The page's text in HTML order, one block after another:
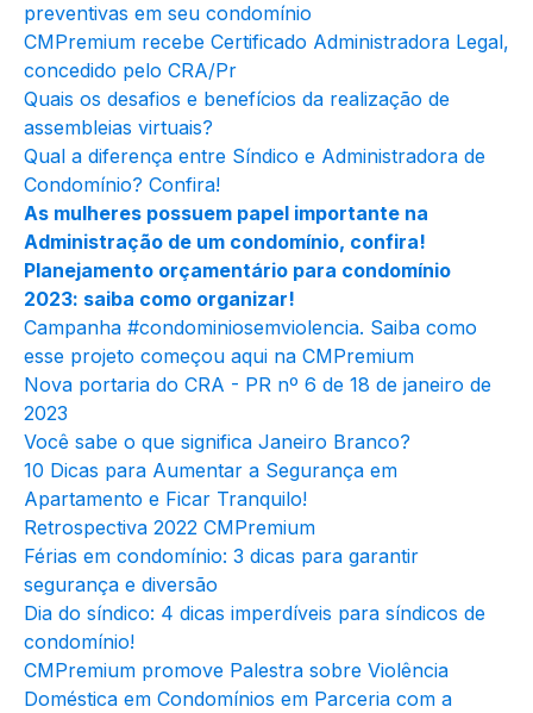
preventivas em seu condomínio
CMPremium recebe Certificado Administradora Legal,
concedido pelo CRA/Pr
Quais os desafios e benefícios da realização de
assembleias virtuais?
Qual a diferença entre Síndico e Administradora de
Condomínio? Confira!
As mulheres possuem papel importante na
Administração de um condomínio, confira!
Planejamento orçamentário para condomínio
2023: saiba como organizar!
Campanha #condominiosemviolencia. Saiba como
esse projeto começou aqui na CMPremium
Nova portaria do CRA - PR nº 6 de 18 de janeiro de
2023
Você sabe o que significa Janeiro Branco?
10 Dicas para Aumentar a Segurança em
Apartamento e Ficar Tranquilo!
Retrospectiva 2022 CMPremium
Férias em condomínio: 3 dicas para garantir
segurança e diversão
Dia do síndico: 4 dicas imperdíveis para síndicos de
condomínio!
CMPremium promove Palestra sobre Violência
Doméstica em Condomínios em Parceria com a